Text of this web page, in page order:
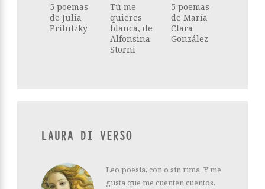
5 poemas
de Julia
Prilutzky
Tú me
quieres
blanca, de
Alfonsina
Storni
5 poemas
de María
Clara
González
LAURA DI VERSO
Leo poesía, con o sin rima. Y me
gusta que me cuenten cuentos.